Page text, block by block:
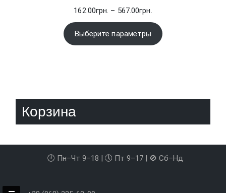
162.00грн. – 567.00грн.
цен:
162.00грн.
–
Выберите параметры
Корзина
🕘 Пн–Чт 9–18 | 🕔 Пт 9–17 | 🚫 Сб–Нд